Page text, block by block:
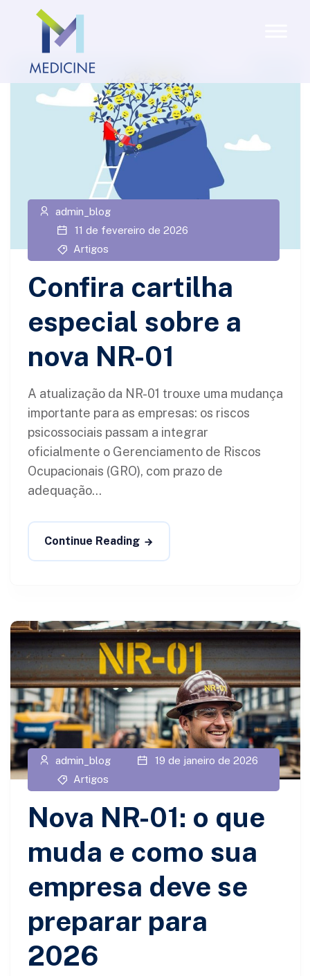
admin_blog
11 de fevereiro de 2026
Artigos
Confira cartilha
especial sobre a
nova NR-01
A atualização da NR-01 trouxe uma mudança
importante para as empresas: os riscos
psicossociais passam a integrar
oficialmente o Gerenciamento de Riscos
Ocupacionais (GRO), com prazo de
adequação...
Continue Reading
admin_blog
19 de janeiro de 2026
Artigos
Nova NR-01: o que
muda e como sua
empresa deve se
preparar para
2026